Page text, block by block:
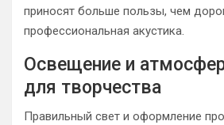
приносят больше пользы, чем
профессиональная акустика.
Освещение и
для творчества
Правильный свет и оформление